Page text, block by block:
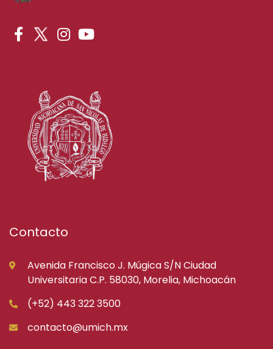
Contacto
Avenida Francisco J. Múgica S/N Ciudad
Universitaria C.P. 58030, Morelia, Michoacán
(+52) 443 322 3500
contacto@umich.mx